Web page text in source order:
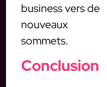
business vers de
nouveaux
sommets.
Conclusion